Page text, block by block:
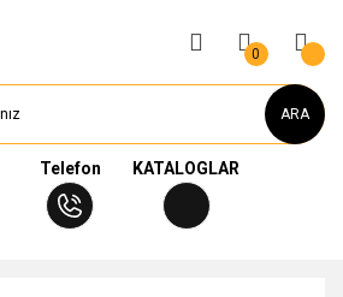
ARA
Telefon KATALOGLAR
0